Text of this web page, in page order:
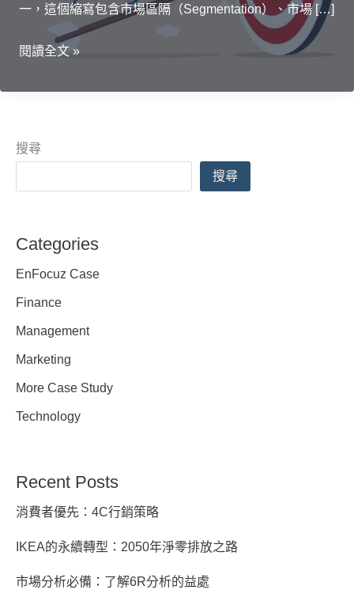
一，這個縮寫包含市場區隔（Segmentation）、市場 […]
STP
論
析：
行
銷
核
心
框
閱讀全文 »
搜尋
搜尋
Categories
EnFocuz Case
Finance
Management
Marketing
More Case Study
Technology
Recent Posts
消費者優先：4C行銷策略
IKEA的永續轉型：2050年淨零排放之路
市場分析必備：了解6R分析的益處